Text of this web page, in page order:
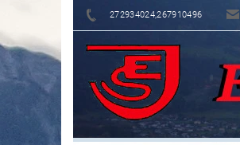
272934024,267910496